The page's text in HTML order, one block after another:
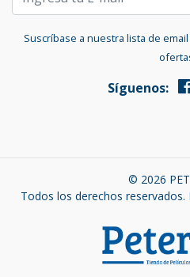
Suscríbase a nuestra lista de
Síguenos:
© 2026
Todos los derechos reservados.